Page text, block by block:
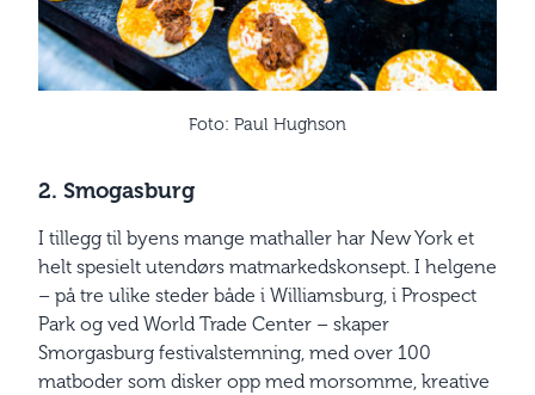
Foto: Paul Hughson
2. Smogasburg
I tillegg til byens mange mathaller har New York et
helt ­spesielt utendørs matmarkedskonsept. I helgene
– på tre ulike steder både i Williamsburg, i Prospect
Park og ved World Trade Center – skaper
Smorgasburg festivalstemning, med over 100
matboder som disker opp med morsomme, kreative